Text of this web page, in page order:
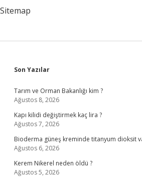
Sitemap
Sidebar
Son Yazılar
Tarım ve Orman Bakanlığı kim ?
Ağustos 8, 2026
Kapı kilidi değiştirmek kaç lira ?
Ağustos 7, 2026
Bioderma güneş kreminde titanyum dioksit
Ağustos 6, 2026
Kerem Nikerel neden öldü ?
Ağustos 5, 2026